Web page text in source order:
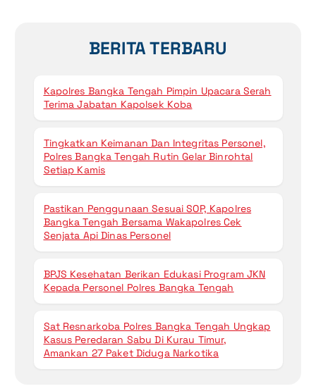
BERITA TERBARU
Kapolres Bangka Tengah Pimpin Upacara Serah
Terima Jabatan Kapolsek Koba
Tingkatkan Keimanan Dan Integritas Personel,
Polres Bangka Tengah Rutin Gelar Binrohtal
Setiap Kamis
Pastikan Penggunaan Sesuai SOP, Kapolres
Bangka Tengah Bersama Wakapolres Cek
Senjata Api Dinas Personel
BPJS Kesehatan Berikan Edukasi Program JKN
Kepada Personel Polres Bangka Tengah
Sat Resnarkoba Polres Bangka Tengah Ungkap
Kasus Peredaran Sabu Di Kurau Timur,
Amankan 27 Paket Diduga Narkotika